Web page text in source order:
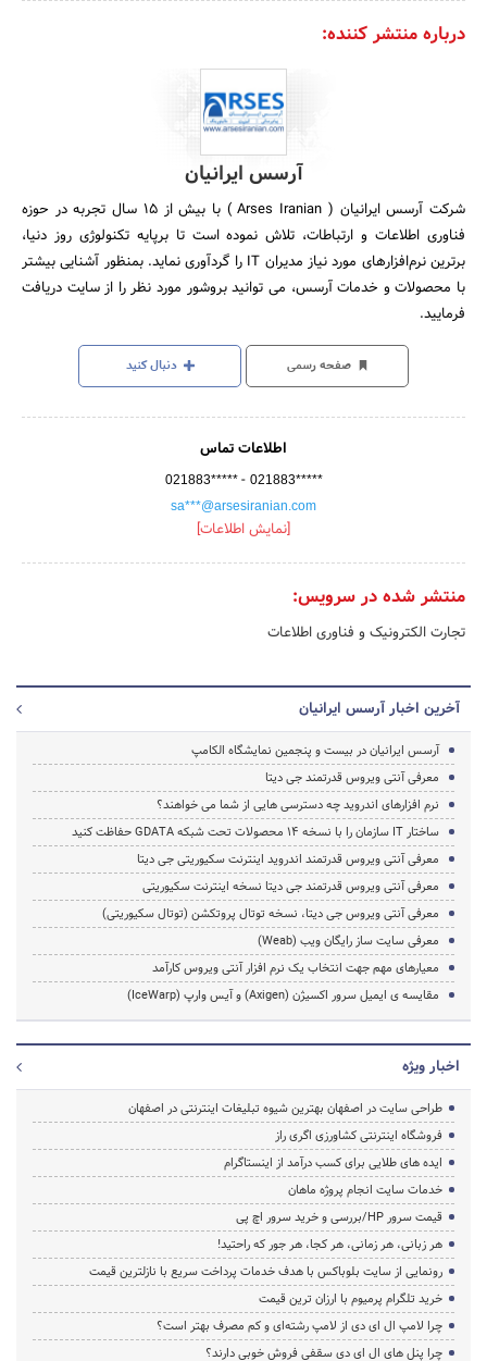
درباره منتشر کننده:
آرسس ایرانیان
شرکت آرسس ‌ایرانیان ( Arses Iranian ) با بیش از 15 سال تجربه در حوزه
فناوری اطلاعات و ارتباطات، تلاش نموده است تا برپایه تکنولوژی روز دنیا،
برترین نرم‌افزارهای مورد نیاز مدیران IT را گردآوری نماید. بمنظور آشنایی بیشتر
با محصولات و خدمات آرسس، می توانید بروشور مورد نظر را از سایت دریافت
فرمایید.
صفحه رسمی دنبال کنید
اطلاعات تماس
021883***** - 021883*****
sa***@arsesiranian.com
[نمایش اطلاعات]
منتشر شده در سرویس:
تجارت الکترونیک و فناوری اطلاعات
آخرین اخبار آرسس ایرانیان
آرسس ایرانیان در بیست و پنجمین نمایشگاه الکامپ
معرفی آنتی ویروس قدرتمند جی دیتا
نرم افزارهای اندروید چه دسترسی هایی از شما می خواهند؟
ساختار IT سازمان را با نسخه ۱۴ محصولات تحت شبکه GDATA حفاظت کنید
معرفی آنتی ویروس قدرتمند اندروید اینترنت سکیوریتی جی دیتا
معرفی آنتی ویروس قدرتمند جی دیتا نسخه اینترنت سکیوریتی
معرفی آنتی ویروس جی دیتا، نسخه توتال پروتکشن (توتال سکیوریتی)
معرفی سایت ساز رایگان ویب (Weab)
معیارهای مهم جهت انتخاب یک نرم افزار آنتی ویروس کارآمد
مقایسه ی ایمیل سرور اکسیژن (Axigen) و آیس وارپ (IceWarp)
اخبار ویژه
طراحی سایت در اصفهان بهترین شیوه تبلیغات اینترنتی در اصفهان
فروشگاه اینترنتی کشاورزی اگری راز
ایده های طلایی برای کسب درآمد از اینستاگرام
خدمات سایت انجام پروژه ماهان
قیمت سرور HP/بررسی و خرید سرور اچ پی
هر زبانی، هر زمانی، هر کجا، هر جور که راحتید!
رونمایی از سایت بلوباکس با هدف خدمات پرداخت سریع با نازلترین قیمت
خرید تلگرام پرمیوم با ارزان ترین قیمت
چرا لامپ ال ای دی از لامپ رشته‌ای و کم مصرف بهتر است؟
چرا پنل های ال ای دی سقفی فروش خوبی دارند؟